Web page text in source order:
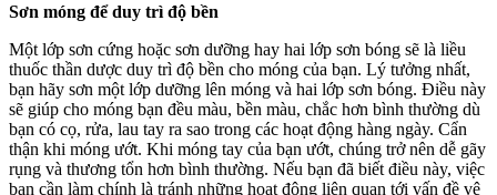
Sơn móng để duy trì độ bền
Một lớp sơn cứng hoặc sơn dưỡng hay hai lớp sơn bóng sẽ là liều
thuốc thần dược duy trì độ bền cho móng của bạn. Lý tưởng nhất,
bạn hãy sơn một lớp dưỡng lên móng và hai lớp sơn bóng. Điều này
sẽ giúp cho móng bạn đều màu, bền màu, chắc hơn bình thường dù
bạn có cọ, rửa, lau tay ra sao trong các hoạt động hàng ngày. Cẩn
thận khi móng ướt. Khi móng tay của bạn ướt, chúng trở nên dễ gãy
rụng và thương tổn hơn bình thường. Nếu bạn đã biết điều này, việc
bạn cần làm chính là tránh những hoạt động liên quan tới vấn đề vệ